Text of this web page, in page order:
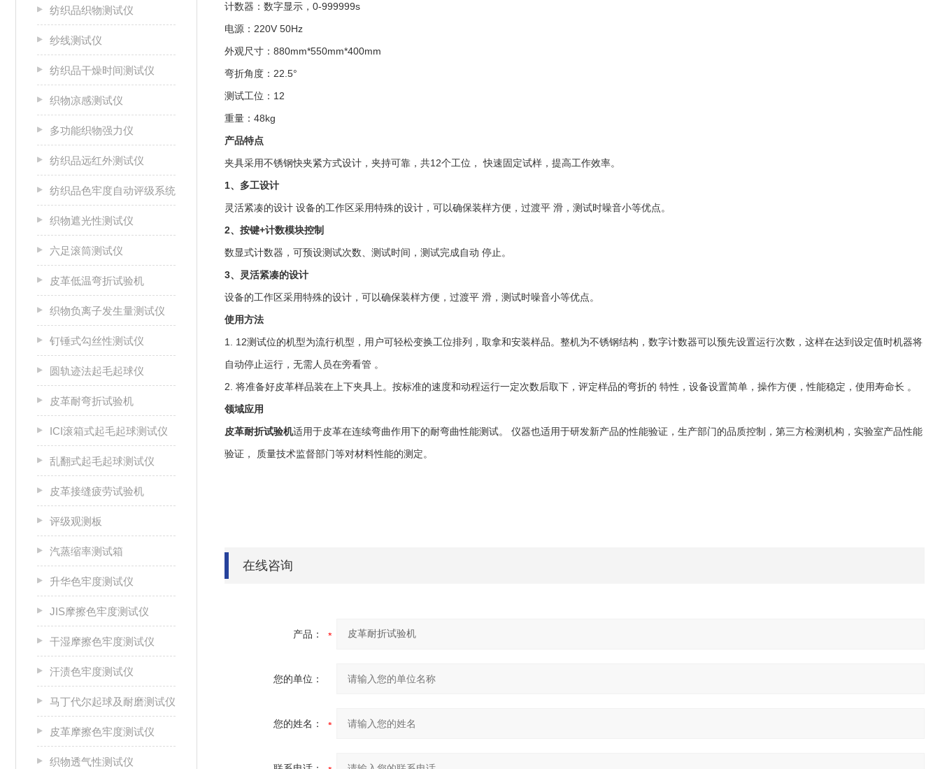
纺织品织物测试仪
纱线测试仪
纺织品干燥时间测试仪
织物凉感测试仪
多功能织物强力仪
纺织品远红外测试仪
纺织品色牢度自动评级系统
织物遮光性测试仪
六足滚筒测试仪
皮革低温弯折试验机
织物负离子发生量测试仪
钉锤式勾丝性测试仪
圆轨迹法起毛起球仪
皮革耐弯折试验机
ICI滚箱式起毛起球测试仪
乱翻式起毛起球测试仪
皮革接缝疲劳试验机
评级观测板
汽蒸缩率测试箱
升华色牢度测试仪
JIS摩擦色牢度测试仪
干湿摩擦色牢度测试仪
汗渍色牢度测试仪
马丁代尔起球及耐磨测试仪
皮革摩擦色牢度测试仪
织物透气性测试仪
计数器：数字显示，0-999999s
电源：220V 50Hz
外观尺寸：880mm*550mm*400mm
弯折角度：22.5°
测试工位：12
重量：48kg
产品特点
夹具采用不锈钢快夹紧方式设计，夹持可靠，共12个工位， 快速固定试样，提高工作效率。
1、多工设计
灵活紧凑的设计 设备的工作区采用特殊的设计，可以确保装样方便，过渡平 滑，测试时噪音小等优点。
2、按键+计数模块控制
数显式计数器，可预设测试次数、测试时间，测试完成自动 停止。
3、灵活紧凑的设计
设备的工作区采用特殊的设计，可以确保装样方便，过渡平 滑，测试时噪音小等优点。
使用方法
1. 12测试位的机型为流行机型，用户可轻松变换工位排列，取拿和安装样品。整机为不锈钢结构，数字计数器可以预先设置运行次数，这样在达到设定值时机器将
自动停止运行，无需人员在旁看管 。
2. 将准备好皮革样品装在上下夹具上。按标准的速度和动程运行一定次数后取下，评定样品的弯折的 特性，设备设置简单，操作方便，性能稳定，使用寿命长 。
领域应用
皮革耐折试验机适用于皮革在连续弯曲作用下的耐弯曲性能测试。 仪器也适用于研发新产品的性能验证，生产部门的品质控制，第三方检测机构，实验室产品性能
验证， 质量技术监督部门等对材料性能的测定。
在线咨询
产品：
您的单位：
您的姓名：